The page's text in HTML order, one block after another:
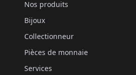
Nos produits
Bijoux
Collectionneur
Pièces de monnaie
Services